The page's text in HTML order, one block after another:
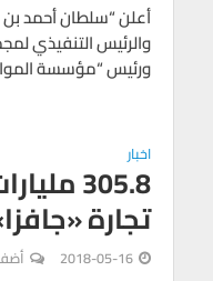
أعلن “سلطان أحمد
والرئيس التنفيذي
ورئيس “مؤسسة
اخبار
305.8
تجارة
2018-05-16